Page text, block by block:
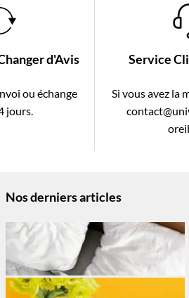
d'Avis
ou échange
jours.
Service
Si vous avez la
Nos derniers articles